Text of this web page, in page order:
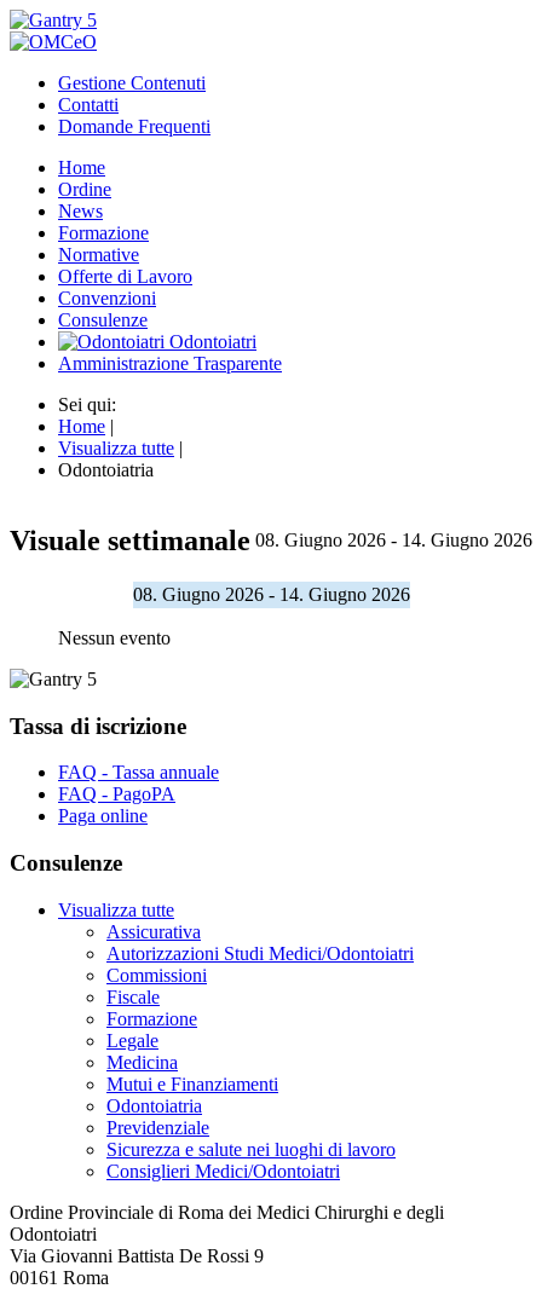
Gestione Contenuti
Contatti
Domande Frequenti
Home
Ordine
News
Formazione
Normative
Offerte di Lavoro
Convenzioni
Consulenze
Odontoiatri
Amministrazione Trasparente
Sei qui:
Home |
Visualizza tutte |
Odontoiatria
Visuale settimanale 08. Giugno 2026 - 14. Giugno 2026
08. Giugno 2026 - 14. Giugno 2026
Nessun evento
Tassa di iscrizione
FAQ - Tassa annuale
FAQ - PagoPA
Paga online
Consulenze
Visualizza tutte
Assicurativa
Autorizzazioni Studi Medici/Odontoiatri
Commissioni
Fiscale
Formazione
Legale
Medicina
Mutui e Finanziamenti
Odontoiatria
Previdenziale
Sicurezza e salute nei luoghi di lavoro
Consiglieri Medici/Odontoiatri
Ordine Provinciale di Roma dei Medici Chirurghi e degli
Odontoiatri
Via Giovanni Battista De Rossi 9
00161 Roma